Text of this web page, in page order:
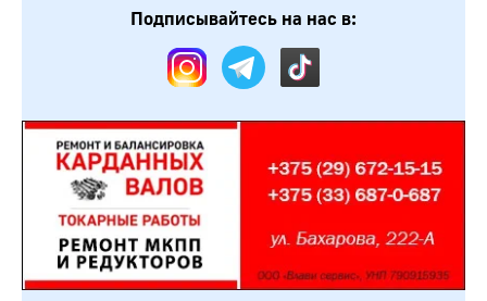
Подписывайтесь на нас в: